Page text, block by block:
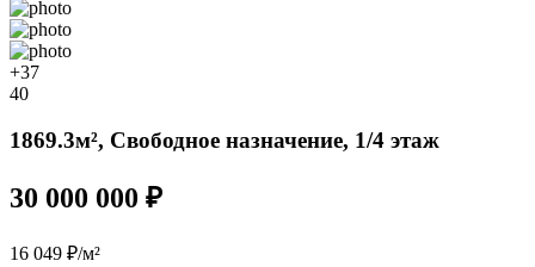
+37
40
1869.3м², Свободное назначение, 1/4 этаж
30 000 000 ₽
16 049 ₽/м²